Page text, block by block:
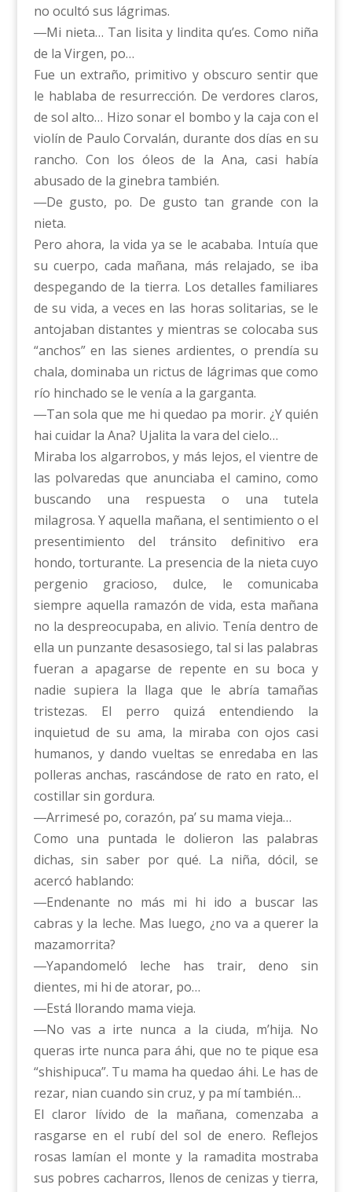
no ocultó sus lágrimas.
―Mi nieta… Tan lisita y lindita qu’es. Como niña
de la Virgen, po…
Fue un extraño, primitivo y obscuro sentir que
le hablaba de resurrección. De verdores claros,
de sol alto… Hizo sonar el bombo y la caja con el
violín de Paulo Corvalán, durante dos días en su
rancho. Con los óleos de la Ana, casi había
abusado de la ginebra también.
―De gusto, po. De gusto tan grande con la
nieta.
Pero ahora, la vida ya se le acababa. Intuía que
su cuerpo, cada mañana, más relajado, se iba
despegando de la tierra. Los detalles familiares
de su vida, a veces en las horas solitarias, se le
antojaban distantes y mientras se colocaba sus
“anchos” en las sienes ardientes, o prendía su
chala, dominaba un rictus de lágrimas que como
río hinchado se le venía a la garganta.
―Tan sola que me hi quedao pa morir. ¿Y quién
hai cuidar la Ana? Ujalita la vara del cielo…
Miraba los algarrobos, y más lejos, el vientre de
las polvaredas que anunciaba el camino, como
buscando una respuesta o una tutela
milagrosa. Y aquella mañana, el sentimiento o el
presentimiento del tránsito definitivo era
hondo, torturante. La presencia de la nieta cuyo
pergenio gracioso, dulce, le comunicaba
siempre aquella ramazón de vida, esta mañana
no la despreocupaba, en alivio. Tenía dentro de
ella un punzante desasosiego, tal si las palabras
fueran a apagarse de repente en su boca y
nadie supiera la llaga que le abría tamañas
tristezas. El perro quizá entendiendo la
inquietud de su ama, la miraba con ojos casi
humanos, y dando vueltas se enredaba en las
polleras anchas, rascándose de rato en rato, el
costillar sin gordura.
―Arrimesé po, corazón, pa’ su mama vieja…
Como una puntada le dolieron las palabras
dichas, sin saber por qué. La niña, dócil, se
acercó hablando:
―Endenante no más mi hi ido a buscar las
cabras y la leche. Mas luego, ¿no va a querer la
mazamorrita?
―Yapandomeló leche has trair, deno sin
dientes, mi hi de atorar, po…
―Está llorando mama vieja.
―No vas a irte nunca a la ciuda, m’hija. No
queras irte nunca para áhi, que no te pique esa
“shishipuca”. Tu mama ha quedao áhi. Le has de
rezar, nian cuando sin cruz, y pa mí también…
El claror lívido de la mañana, comenzaba a
rasgarse en el rubí del sol de enero. Reflejos
rosas lamían el monte y la ramadita mostraba
sus pobres cacharros, llenos de cenizas y tierra,